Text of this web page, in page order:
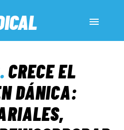
.CRECE EL
DÁNICA: